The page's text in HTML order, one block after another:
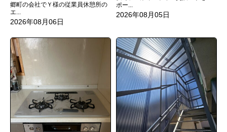
郷町の会社でＹ様の従業員休憩所の
エ...
2026年08月06日
ポー...
2026年08月05日